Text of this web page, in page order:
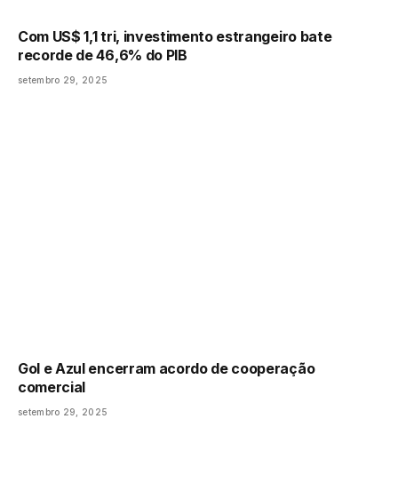
Com US$ 1,1 tri, investimento estrangeiro bate
recorde de 46,6% do PIB
setembro 29, 2025
Gol e Azul encerram acordo de cooperação
comercial
setembro 29, 2025